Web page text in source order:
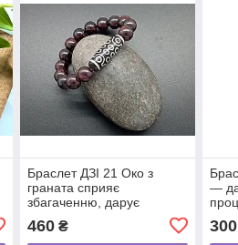
Браслет ДЗІ 21 Око з
граната сприяє
збагаченню, дарує
460₴
—
300